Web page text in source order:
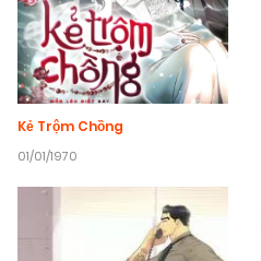
Kẻ Trộm Chồng
01/01/1970